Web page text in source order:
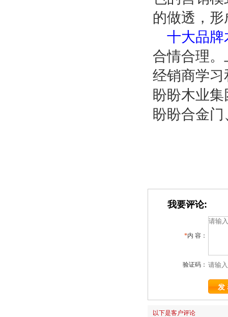
的做透，
十大品牌
合情合理
经销商学习
盼盼木业
盼盼合金门
我要评论:
*内 容：
验证码：
以下是客户评论